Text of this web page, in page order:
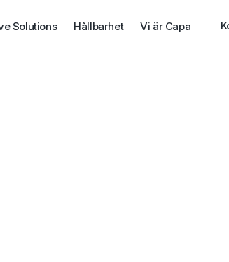
Solutions Hållbarhet Vi är Capa